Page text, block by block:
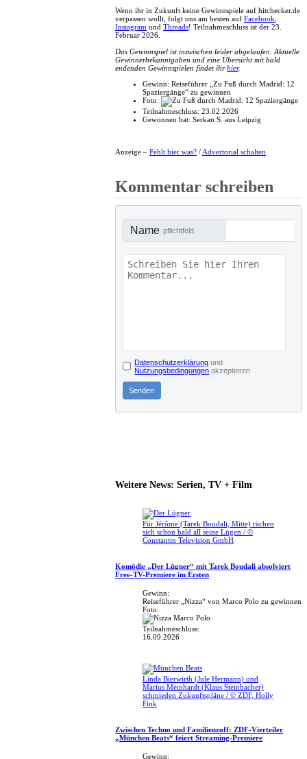
Wenn ihr in Zukunft keine Gewinnspiele auf hitchecker.de
verpassen wollt, folgt uns am besten auf Facebook
Instagram und Threads! Teilnahmeschluss ist der 23.
Februar 2026.
Das Gewinnspiel ist inzwischen leider abgelaufen. Aktuelle
Gewinnerbekanntgaben und eine Übersicht mit bald
endenden Gewinnspielen findet ihrhier.
Gewinn: Reiseführer „Zu Fuß durch Madrid: 12
Spaziergänge“ zu gewinnen
Foto:
Teilnahmeschluss: 23.02.2026
Gewonnen hat: Serkan S. aus Leipzig
Anzeige – Fehlt hier was? / Advertorial schalten
Kommentar schreiben
Name pflichtfeld
Datenschutzerklärung und
Nutzungsbedingungen akzeptieren
Senden
Weitere News: Serien, TV + Film
Für Jérôme (Tarek Boudali, Mitte) rächen
sich schon bald all seine Lügen / ©
Constantin Television GmbH
Komödie „Der Lügner“ mit Tarek Boudali absolviert
Free-TV-Premiere im Ersten
Gewinn:
Reiseführer „Nizza“ von Marco Polo zu gewinnen
Foto:
Teilnahmeschluss:
16.09.2026
Linda Bierwirth (Jule Hermann) und
Marius Meinhardt (Klaus Steinbacher)
schmieden Zukunftspläne / © ZDF, Holly
Fink
Zwischen Techno und Familienzoff: ZDF-Vierteiler
„München Beats“ feiert Streaming-Premiere
Gewinn: